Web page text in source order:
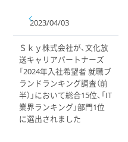
2023/04/03
Ｓｋｙ株式会社が、文化放
送キャリアパートナーズ
「2024年入社希望者 就職ブ
ランドランキング調査（前
半）」において総合15位、「IT
業界ランキング」部門1位
に選出されました